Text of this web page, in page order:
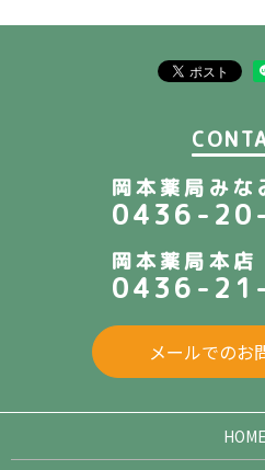
岡本薬局みな
0436-
岡本薬局本店
0436-
メールでのお
HOME